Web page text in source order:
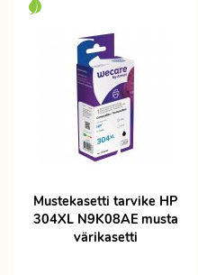
Mustekasetti tarvike HP
304XL N9K08AE musta
värikasetti